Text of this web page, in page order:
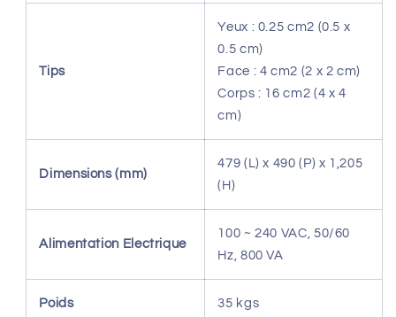
Tips
Yeux : 0.25 cm2 (0.5 x
0.5 cm)
Face : 4 cm2 (2 x 2 cm)
Corps : 16 cm2 (4 x 4
cm)
Dimensions (mm)
479 (L) x 490 (P) x 1,205
(H)
Alimentation Electrique
100 ~ 240 VAC, 50/60
Hz, 800 VA
Poids 35 kgs